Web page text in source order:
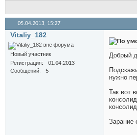
05.04.2013, 15:27
Vitaliy_182
Новый участник
Регистрация
01.04.2013
Сообщений
5
Добрый
нужно
Так вот
Зарание